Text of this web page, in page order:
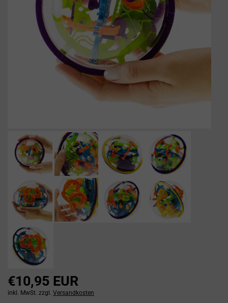
€10,95 EUR
inkl. MwSt. zzgl. Versandkosten